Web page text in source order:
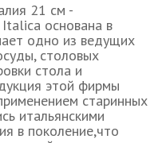
21 см -
основана в
одно из ведущих
столовых
стола и
этой фирмы
старинных
итальянскими
в поколение,что